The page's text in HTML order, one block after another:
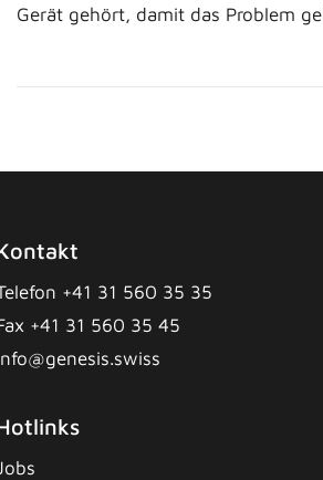
Gerät gehört, damit das Problem
+41 31 560 35 35
+41 31 560 35 45